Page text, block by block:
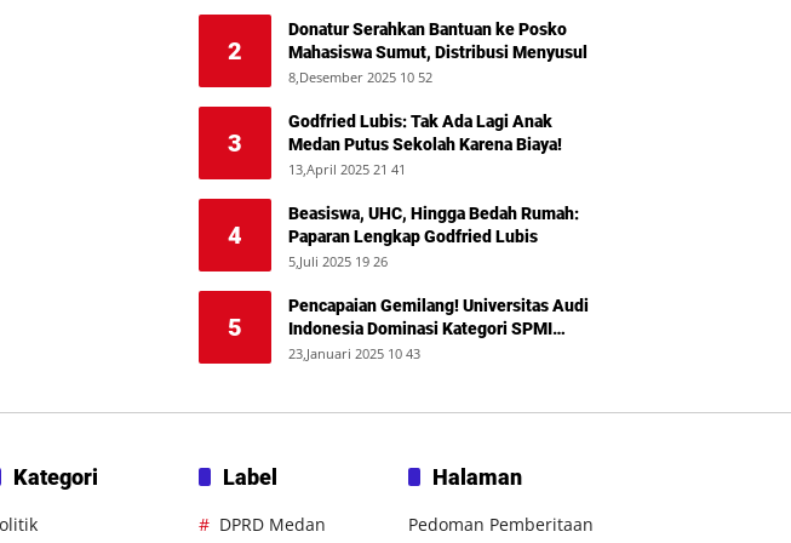
2
Donatur Serahkan Bantuan ke Posko
Mahasiswa Sumut, Distribusi Menyusul
8,Desember 2025 10 52
3
Godfried Lubis: Tak Ada Lagi Anak
Medan Putus Sekolah Karena Biaya!
13,April 2025 21 41
4
Beasiswa, UHC, Hingga Bedah Rumah:
Paparan Lengkap Godfried Lubis
5,Juli 2025 19 26
5
Pencapaian Gemilang! Universitas Audi
Indonesia Dominasi Kategori SPMI
Terbaik 2024
23,Januari 2025 10 43
Kategori Label
DPRD Medan
Halaman
Pedoman Pemberitaan